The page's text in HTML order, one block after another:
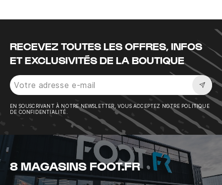
RECEVEZ TOUTES LES OFFRES, INFOS
ET EXCLUSIVITÉS DE LA BOUTIQUE
EN SOUSCRIVANT À NOTRE NEWSLETTER, VOUS ACCEPTEZ NOTRE POLITIQUE
DE CONFIDENTIALITÉ.
8 MAGASINS FOOT.FR